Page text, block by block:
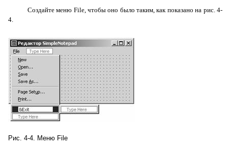
Создайте меню File, чтобы оно было таким, как показано на рис. 4-
4.
Рис. 4-4. Меню File